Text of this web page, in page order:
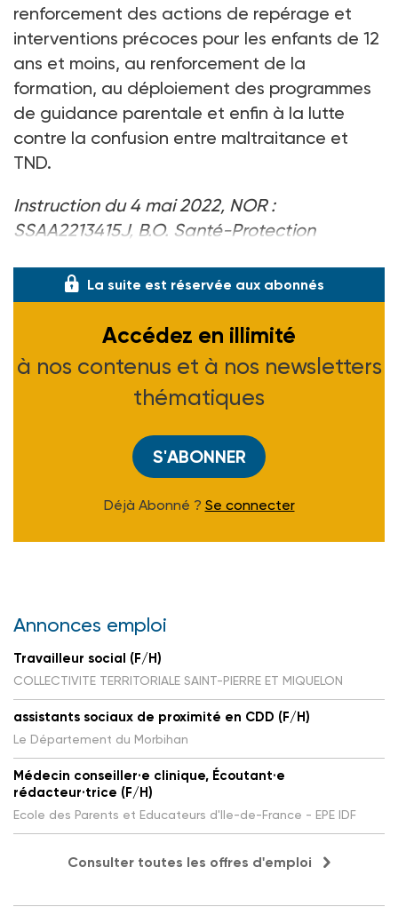
renforcement des actions de repérage et
interventions précoces pour les enfants de 12
ans et moins, au renforcement de la
formation, au déploiement des programmes
de guidance parentale et enfin à la lutte
contre la confusion entre maltraitance et
TND.
Instruction du 4 mai 2022, NOR :
SSAA2213415J, B.O. Santé-Protection
La suite est réservée aux abonnés
Accédez en illimité
à nos contenus et à nos newsletters
thématiques
S'ABONNER
Déjà Abonné ? Se connecter
Annonces emploi
Travailleur social (F/H)
COLLECTIVITE TERRITORIALE SAINT-PIERRE ET MIQUELON
assistants sociaux de proximité en CDD (F/H)
Le Département du Morbihan
Médecin conseiller·e clinique, Écoutant·e
rédacteur·trice (F/H)
Ecole des Parents et Educateurs d'Ile-de-France - EPE IDF
Consulter toutes les offres d'emploi